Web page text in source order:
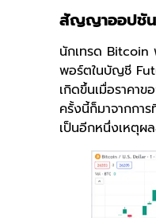
สัญญาออปชัน
นักเทรด Bitcoin
พอร์ตในบัญชี
เกิดขึ้นเมื่อราคา
ครั้งนี้ก็มาจากกา
เป็นอีกหนึ่งเหตุผ